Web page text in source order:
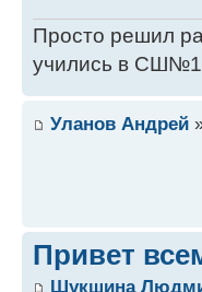
Просто решил
учились в СШ№1
Уланов Андрей
Привет
Шукшина